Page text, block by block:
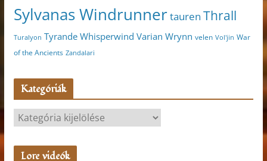
Sylvanas Windrunnertauren Thrall
Turalyon Tyrande Whisperwind Varian Wrynn velen Vol'jin War
of the Ancients Zandalari
Kategóriák
t
Lore videók